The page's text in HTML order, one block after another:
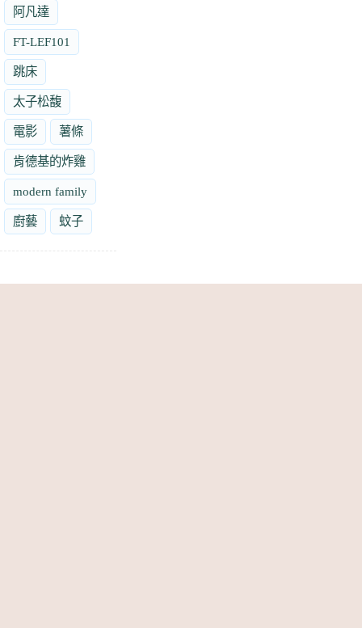
阿凡達
FT-LEF101
跳床
太子松馥
電影 薯條
肯德基的炸雞
modern family
廚藝 蚊子